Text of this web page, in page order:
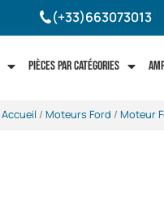
(+33)663073013
Pièces par catégories
Accueil / Moteurs Ford / Moteur